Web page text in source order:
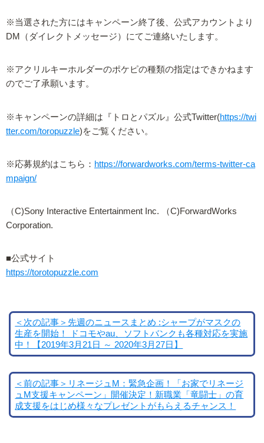
※当選された方にはキャンペーン終了後、公式アカウントより
DM（ダイレクトメッセージ）にてご連絡いたします。
※アクリルキーホルダーのポケピの種類の指定はできかねます
のでご了承願います。
※キャンペーンの詳細は『トロとパズル』公式Twitter(https://twi
tter.com/toropuzzle)をご覧ください。
※応募規約はこちら： https://forwardworks.com/terms-twitter-ca
mpaign/
（C)Sony Interactive Entertainment Inc. （C)ForwardWorks
Corporation.
■公式サイト
https://torotopuzzle.com
＜次の記事＞先週のニュースまとめ :シャープがマスクの
生産を開始！ ドコモやau、ソフトバンクも各種対応を実施
中！【2019年3月21日 ～ 2020年3月27日】
＜前の記事＞リネージュM：緊急企画！「お家でリネージ
ュM支援キャンペーン」開催決定！新職業「竜闘士」の育
成支援をはじめ様々なプレゼントがもらえるチャンス！